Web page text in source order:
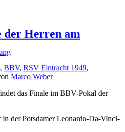
der Herren am
, BBV, RSV Eintracht 1949,
Marco Weber
das Finale im BBV-Pokal der
der Potsdamer Leonardo-Da-Vinci-